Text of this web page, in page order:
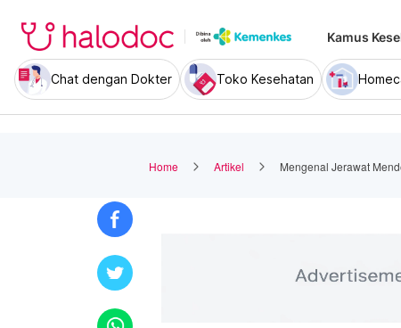
Kamus
Chat dengan Dokter Toko Kesehatan
Home Artikel Mengenal Jerawat